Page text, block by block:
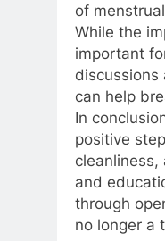
of
While the
important
discussions
can help
In
positive
and
through
no longer a